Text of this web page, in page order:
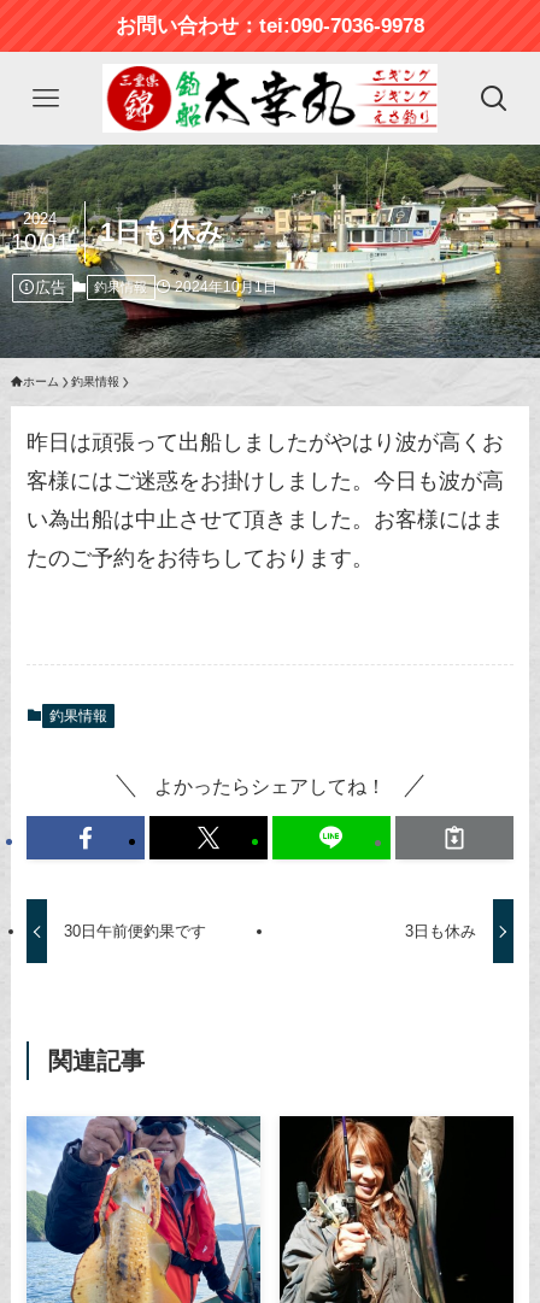
お問い合わせ：tei:090-7036-9978
1日も休み
2024
10/01
広告 釣果情報 2024年10月1日
ホーム 釣果情報
昨日は頑張って出船しましたがやはり波が高くお
客様にはご迷惑をお掛けしました。今日も波が高
い為出船は中止させて頂きました。お客様にはま
たのご予約をお待ちしております。
釣果情報
よかったらシェアしてね！
30日午前便釣果です 3日も休み
関連記事